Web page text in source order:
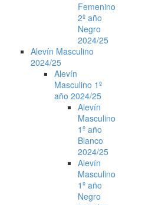
Femenino
2º año
Negro
2024/25
Alevín Masculino
2024/25
Alevín
Masculino 1º
año 2024/25
Alevín
Masculino
1º año
Blanco
2024/25
Alevín
Masculino
1º año
Negro